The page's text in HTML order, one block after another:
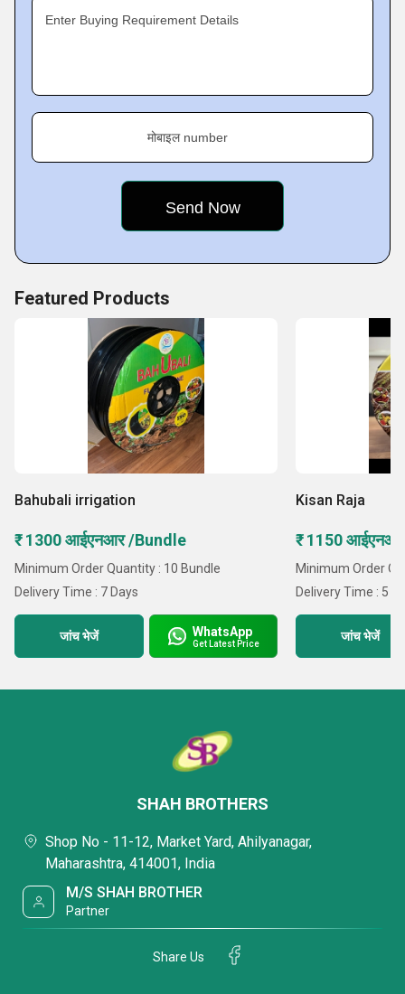
Enter Buying Requirement Details
मोबाइल number
Featured Products
Bahubali irrigation
₹ 1300 आईएनआर /Bundle
Minimum Order Quantity : 10 Bundle
Delivery Time : 7 Days
जांच भेजें WhatsApp
Get Latest Price
Kisan Raja
₹ 1150
Minimum Order
Delivery Time : 5
जांच भेजें
SHAH BROTHERS
Shop No - 11-12, Market Yard, Ahilyanagar,
Maharashtra, 414001, India
M/S SHAH BROTHER
Partner
Share Us